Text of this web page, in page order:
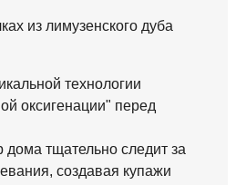
из лимузенского дуба
технологии
оксигенации" перед
дома тщательно следит за
создавая купажи